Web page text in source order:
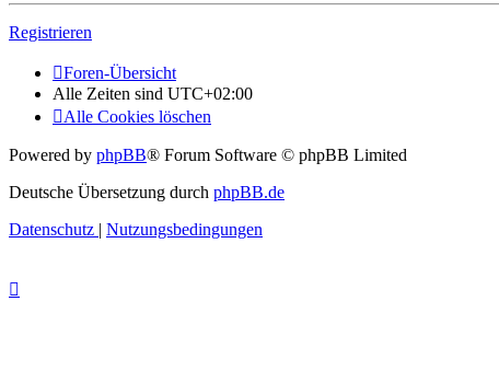
Registrieren
Foren-Übersicht
Alle Zeiten sind UTC+02:00
Alle Cookies löschen
Powered by phpBB® Forum Software © phpBB Limited
Deutsche Übersetzung durch phpBB.de
Datenschutz | Nutzungsbedingungen